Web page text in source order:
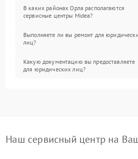
В каких районах Орла располагаются
сервисные центры Midea?
Выполняете ли вы ремонт для
лиц?
Какую документацию вы предоставляете
для юридических лиц?
Наш сервисный центр на